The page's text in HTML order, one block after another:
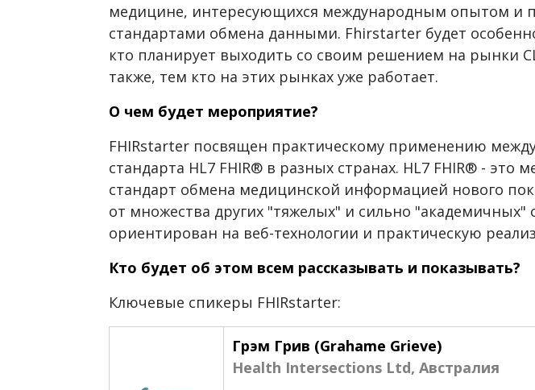
медицине, интересующихся международным опытом и
стандартами обмена данными. Fhirstarter будет
кто планирует выходить со своим решением на рынки
также, тем кто на этих рынках уже работает.
О чем будет мероприятие?
FHIRstarter посвящен практическому применению
стандарта HL7 FHIR® в разных странах. HL7 FHIR® - это
стандарт обмена медицинской информацией нового
от множества других "тяжелых" и сильно "академичных"
ориентирован на веб-технологии и практическую
Кто будет об этом всем рассказывать и показывать?
Ключевые спикеры FHIRstarter:
Грэм Грив (Grahame Grieve)
Health Intersections Ltd, Австралия